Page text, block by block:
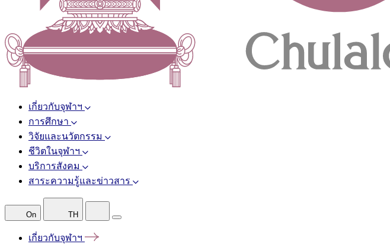
เกี่ยวกับจุฬาฯ
การศึกษา
วิจัยและนวัตกรรม
ชีวิตในจุฬาฯ
บริการสังคม
สาระความรู้และข่าวสาร
On TH
เกี่ยวกับจุฬาฯ